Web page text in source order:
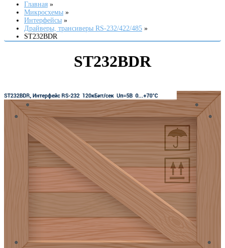
Главная
Микросхемы
Интерфейсы
Драйверы, трансиверы RS-232/422/485
ST232BDR
ST232BDR